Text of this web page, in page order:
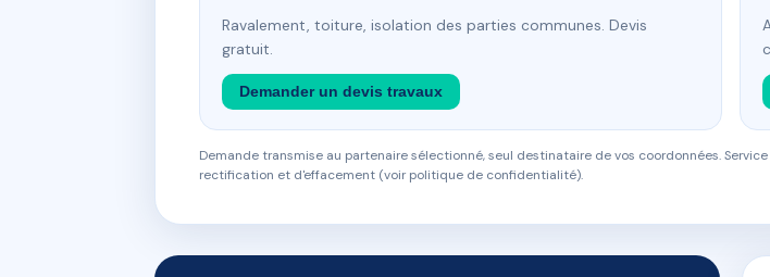
Ravalement, toiture, isolation des parties communes. Devis
gratuit.
Demander un devis travaux
Demande transmise au partenaire sélectionné, seul destinataire de vos coordonnées.
rectification et d'effacement (voir politique de confidentialité).